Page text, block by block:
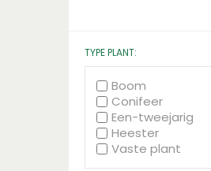
TYPE PLANT:
Boom
Conifeer
Een-tweejarig
Heester
Vaste plant